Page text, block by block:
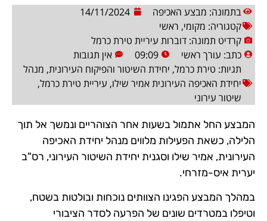
בתמונה: מבצע האכיפה
14/11/2024
קטגוריה: מקומי, ראשי
קרדיט תמונה: דוברות עיריית טירת כרמל
כתב: עורך ראשי 09:09
אין תגובות
תגיות: טירת כרמל, יחידת השיטור והפיקוח העירונית, מנהל
יחידת האכיפה העירונית אמיר שילו, עיריית טירת כרמל,
שיטור עירוני
המבצע החל אתמול בשעות אחר הצוהריים ונמשך אל תוך
הלילה, כשאת הפעילות מלווים מנהל יחידת האכיפה
העירונית, אמיר שילו וסגנית יחידת השיטור העירוני, רס"ב
יערית איס-מזרחי.
במהלך המבצע הפגינו הצוותים נוכחות ובולטות בשטח,
וטיפלו במטרדים שונים של הפרעה לסדר הציבורי